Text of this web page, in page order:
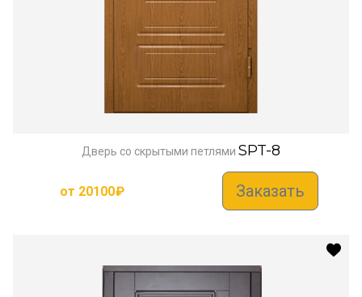
Дверь со скрытыми петлями SPT-8
от 20100₽ Заказать